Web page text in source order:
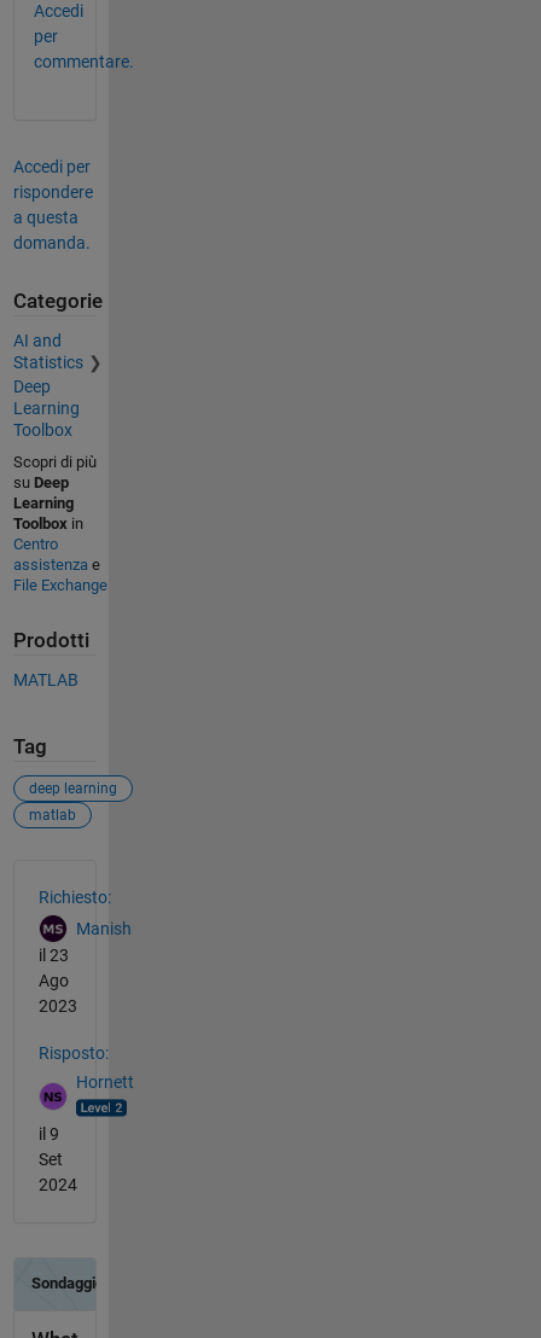
Accedi
per
commentare.
Accedi per
rispondere
a questa
domanda.
Categorie
AI and
Statistics
Deep
Learning
Toolbox
Scopri di più
su Deep
Learning
Toolbox in
Centro
assistenza e
File Exchange
Prodotti
MATLAB
Tag
deep learning
matlab
Richiesto:
Manish
il 23
Ago
2023
Risposto:
Hornett
il 9
Set
2024